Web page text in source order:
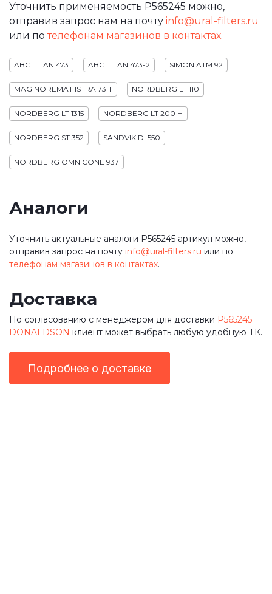
Уточнить применяемость P565245 можно,
отправив запрос нам на почту info@ural-filters.ru
или потелефонам магазинов в контактах.
ABG TITAN 473 ABG TITAN 473-2 SIMON ATM 92
MAG NOREMAT ISTRA 73 T NORDBERG LT 110
NORDBERG LT 1315 NORDBERG LT 200 H
NORDBERG ST 352 SANDVIK DI 550
NORDBERG OMNICONE 937
Аналоги
Уточнить актуальные аналоги P565245 артикул можно,
отправив запрос на почту info@ural-filters.ru или по
телефонам магазинов в контактах.
Доставка
По согласованию с менеджером для доставки P565245
DONALDSON клиент может выбрать любую удобную ТК.
Подробнее о доставке